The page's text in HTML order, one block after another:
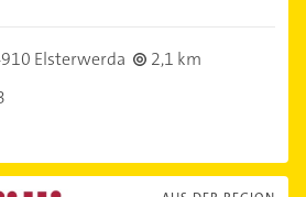
Elsterwerda
2,1 km